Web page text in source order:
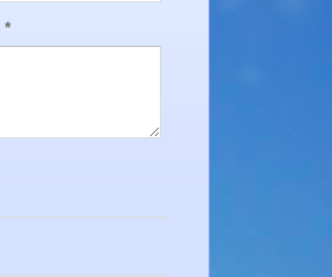
*